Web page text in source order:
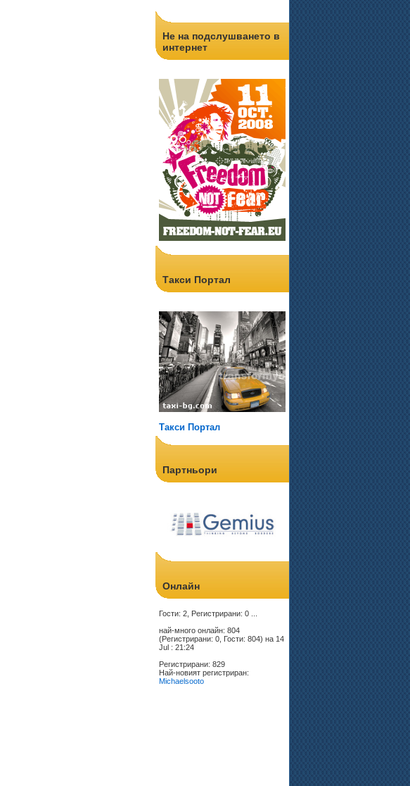
Не на подслушването в
интернет
Такси Портал
Такси Портал
Партньори
Онлайн
Гости: 2, Регистрирани: 0 ...
най-много онлайн: 804
(Регистрирани: 0, Гости: 804) на 14
Jul : 21:24
Регистрирани: 829
Най-новият регистриран:
Michaelsooto